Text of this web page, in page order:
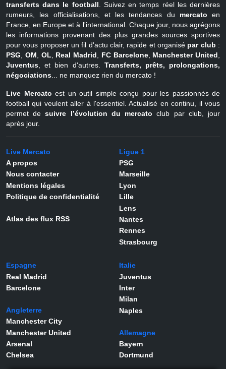
transferts dans le football. Suivez en temps réel les dernières
rumeurs, les officialisations, et les tendances du mercato en
France, en Europe et à l'international. Chaque jour, nous agrégons
les informations provenant des plus grandes sources sportives
pour vous proposer un fil d'actu clair, rapide et organisé par club :
PSG, OM, OL, Real Madrid, FC Barcelone, Manchester United,
Juventus, et bien d'autres. Transferts, prêts, prolongations,
négociations... ne manquez rien du mercato !
Live Mercato est un outil simple conçu pour les passionnés de
football qui veulent aller à l'essentiel. Actualisé en continu, il vous
permet desuivre l’évolution du mercato club par club, jour
après jour.
Live Mercato
A propos
Nous contacter
Mentions légales
Politique de confidentialité
Atlas des flux RSS
Ligue 1
PSG
Marseille
Lyon
Lille
Lens
Nantes
Rennes
Strasbourg
Espagne
Real Madrid
Barcelone
Angleterre
Manchester City
Manchester United
Arsenal
Chelsea
Italie
Juventus
Inter
Milan
Naples
Allemagne
Bayern
Dortmund